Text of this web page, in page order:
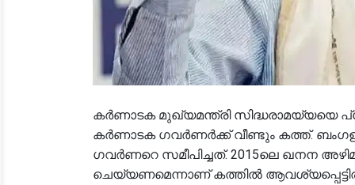
കർണാടക മുഖ്യമന്ത്രി സിദ്ധരാമയ്യയെ
കർണാടക ഗവർണർക്ക് വീണ്ടും കത്ത്.
ഗവർണറെ സമീപിച്ചത്. 2015ലെ ഖനന
ചെയ്യണമെന്നാണ് കത്തിൽ